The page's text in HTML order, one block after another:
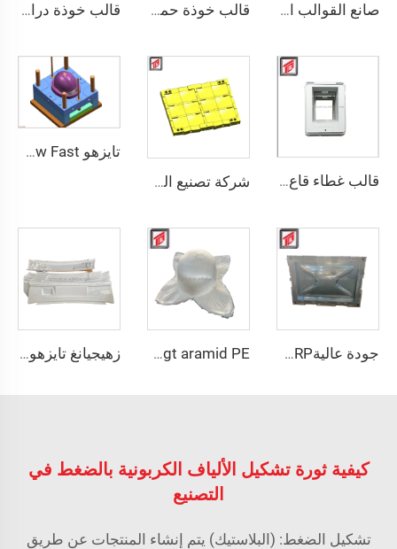
صانع القوالب الضاغطة BMC قالب غطاء البئر SMC صنع قالب خوذة حماية شخصية PE عالي القوة بأمان مزدوج قابل للتخصيص بالجملة خوذة تكتيكية آمنة عالية القطع قالب خوذة دراجة نارية آمنة مع شريط LED ليلي
قالب غطاء قاع الضغط SMC شركة تصنيع القوالب قالب درع مضاد للرصاص العسكري
تايزهو Custom New Fast درع ألياف الزجاج تدريب قتالي خارجي للخوذة التكتيكية
جودة عاليةGRP خزانات مياه موديولية/خزان مياه FRP/لوحة قوالب خزان مياه GRP pasgt aramid PE خوذة سوداء mich 2000 قطع عالية بالستيك قالب زهيجيانغ تايزهو SMC BMC ضغط التشكيل المتدرج صب النموذج أدوات لصناعة قطع غيار السيارات
كيفية ثورة تشكيل الألياف الكربونية بالضغط في
التصنيع
تشكيل الضغط: (البلاستيك) يتم إنشاء المنتجات عن طريق